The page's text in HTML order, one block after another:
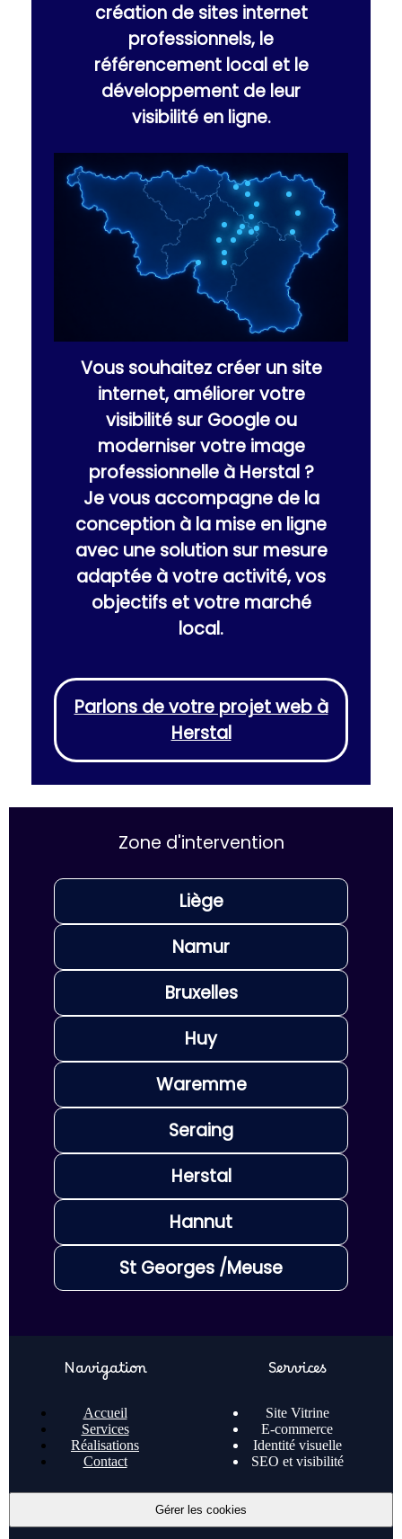
création de sites internet
professionnels, le
référencement local et le
développement de leur
visibilité en ligne.
Vous souhaitez créer un site
internet, améliorer votre
visibilité sur Google ou
moderniser votre image
professionnelle à Herstal ?
Je vous accompagne de la
conception à la mise en ligne
avec une solution sur mesure
adaptée à votre activité, vos
objectifs et votre marché
local.
Parlons de votre projet web à
Herstal
Zone d'intervention
Liège
Namur
Bruxelles
Huy
Waremme
Seraing
Herstal
Hannut
St Georges /Meuse
Navigation
Accueil
Services
Réalisations
Contact
Services
Site Vitrine
E-commerce
Identité visuelle
SEO et visibilité
Gérer les cookies